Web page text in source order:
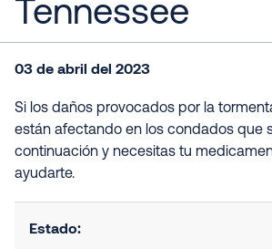
Tennessee
03 de abril del 2023
Si los daños provocados por la
están afectando en los condados que
continuación y necesitas tu
ayudarte.
Estado: